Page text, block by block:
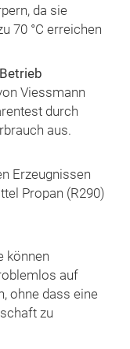
da sie
70 °C erreichen
Viessmann
durch
aus.
Erzeugnissen
Propan (R290)
können
auf
ohne dass eine
zu